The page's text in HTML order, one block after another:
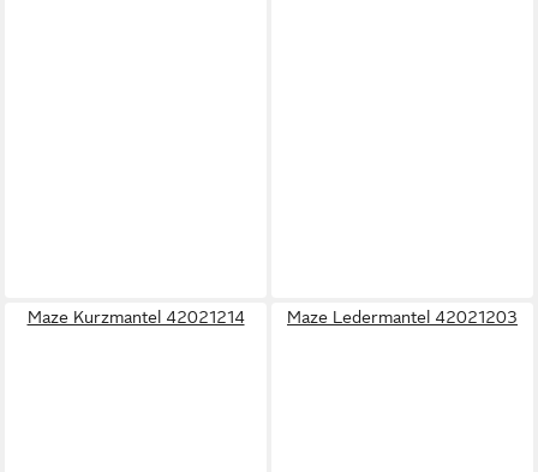
Maze Kurzmantel 42021214 Maze Ledermantel 42021203